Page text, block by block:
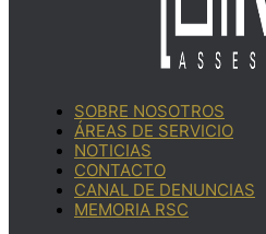
SOBRE NOSOTROS
ÁREAS DE SERVICIO
NOTICIAS
CONTACTO
CANAL DE DENUNCIAS
MEMORIA RSC